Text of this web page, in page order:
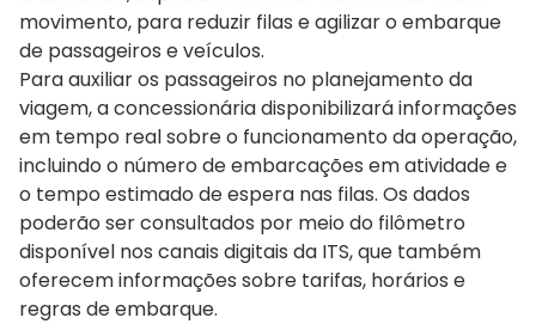
movimento, para reduzir filas e agilizar o embarque
de passageiros e veículos.
Para auxiliar os passageiros no planejamento da
viagem, a concessionária disponibilizará informações
em tempo real sobre o funcionamento da operação,
incluindo o número de embarcações em atividade e
o tempo estimado de espera nas filas. Os dados
poderão ser consultados por meio do filômetro
disponível nos canais digitais da ITS, que também
oferecem informações sobre tarifas, horários e
regras de embarque.